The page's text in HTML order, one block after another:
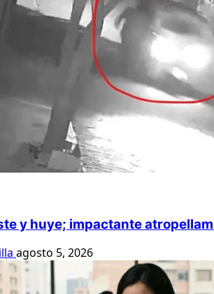
y huye; impactante
agosto 5, 2026